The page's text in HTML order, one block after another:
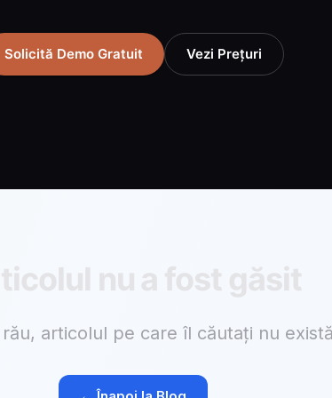
Solicită Demo Gratuit Vezi Prețuri
articolul pe care îl căutați nu